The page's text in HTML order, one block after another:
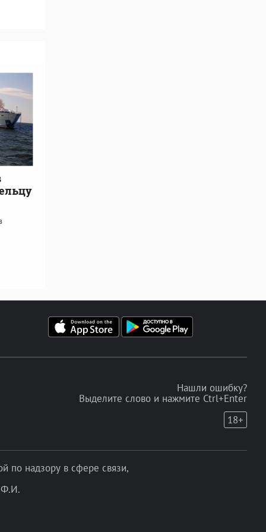
Нашли ошибку?
Выделите слово и нажмите Ctrl+Enter
18+
по надзору в сфере связи,
Ф.И.